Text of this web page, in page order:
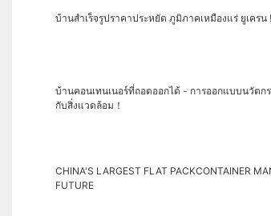
บ้านสำเร็จรูปราคาประหยัด ภูมิภาคเหมืองแร่ ยูเครน !
บ้านคอนเทนเนอร์ที่ถอดออกได้ - การออกแบบนวัต
กับสิ่งแวดล้อม！
CHINA'S LARGEST FLAT PACKCONTAINER
FUTURE